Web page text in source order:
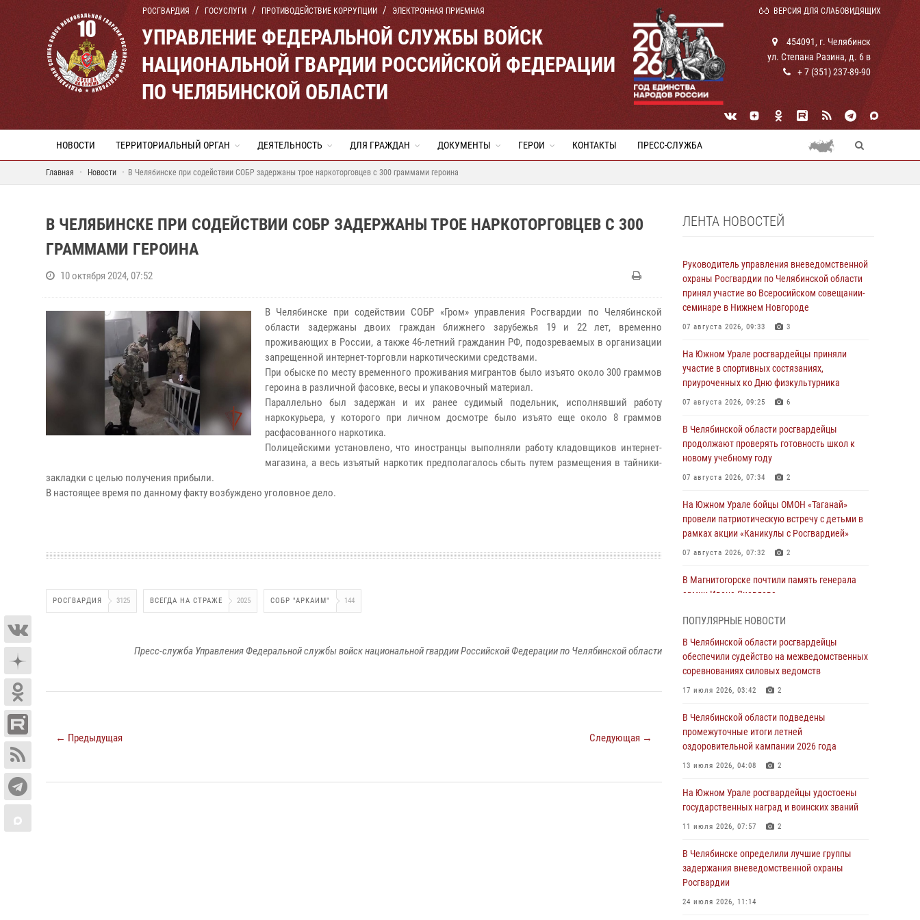
РОСГВАРДИЯ ГОСУСЛУГИ ПРОТИВОДЕЙСТВИЕ КОРРУПЦИИ ЭЛЕКТРОННАЯ ПРИЕМНАЯ ВЕРСИЯ ДЛЯ СЛАБОВИДЯЩИХ
УПРАВЛЕНИЕ ФЕДЕРАЛЬНОЙ СЛУЖБЫ ВОЙСК
НАЦИОНАЛЬНОЙ ГВАРДИИ РОССИЙСКОЙ ФЕДЕРАЦИИ
ПО ЧЕЛЯБИНСКОЙ ОБЛАСТИ
454091, г. Челябинск
ул. Степана Разина, д. 6 в
+ 7 (351) 237-89-90
НОВОСТИ ТЕРРИТОРИАЛЬНЫЙ ОРГАН ДЕЯТЕЛЬНОСТЬ ДЛЯ ГРАЖДАН ДОКУМЕНТЫ ГЕРОИ КОНТАКТЫ ПРЕСС-СЛУЖБА
Главная Новости В Челябинске при содействии СОБР задержаны трое наркоторговцев с 300 граммами героина
В ЧЕЛЯБИНСКЕ ПРИ СОДЕЙСТВИИ СОБР ЗАДЕРЖАНЫ ТРОЕ НАРКОТОРГОВЦЕВ С 300
ГРАММАМИ ГЕРОИНА
10 октября 2024, 07:52
В Челябинске при содействии СОБР «Гром» управления Росгвардии по Челябинской
области задержаны двоих граждан ближнего зарубежья 19 и 22 лет, временно
проживающих в России, а также 46-летний гражданин РФ, подозреваемых в организации
запрещенной интернет-торговли наркотическими средствами.
При обыске по месту временного проживания мигрантов было изъято около 300 граммов
героина в различной фасовке, весы и упаковочный материал.
Параллельно был задержан и их ранее судимый подельник, исполнявший работу
наркокурьера, у которого при личном досмотре было изъято еще около 8 граммов
расфасованного наркотика.
Полицейскими установлено, что иностранцы выполняли работу кладовщиков интернет-
магазина, а весь изъятый наркотик предполагалось сбыть путем размещения в тайники-
закладки с целью получения прибыли.
В настоящее время по данному факту возбуждено уголовное дело.
РОСГВАРДИЯ 3125 ВСЕГДА НА СТРАЖЕ 2025 СОБР "АРКАИМ" 144
Пресс-служба Управления Федеральной службы войск национальной гвардии Российской Федерации по Челябинской области
← Предыдущая Следующая →
ЛЕНТА НОВОСТЕЙ
Руководитель управления вневедомственной
охраны Росгвардии по Челябинской области
принял участие во Всеросийском совещании-
семинаре в Нижнем Новгороде
07 августа 2026, 09:33 3
На Южном Урале росгвардейцы приняли
участие в спортивных состязаниях,
приуроченных ко Дню физкультурника
07 августа 2026, 09:25 6
В Челябинской области росгвардейцы
продолжают проверять готовность школ к
новому учебному году
07 августа 2026, 07:34 2
На Южном Урале бойцы ОМОН «Таганай»
провели патриотическую встречу с детьми в
рамках акции «Каникулы с Росгвардией»
07 августа 2026, 07:32 2
В Магнитогорске почтили память генерала
армии Ивана Яковлева
В Магнитогорске сотрудники Росгвардии
задержали рецидивиста за хищение алкоголя
из супермаркета
05 августа 2026, 06:06
На Южном Урале спецназ Росгвардии провел
военно-полевые сборы для кадетов
04 августа 2026, 10:03 1
воров в Челябинске
04 августа 2026, 10:00
задержали подозреваемого в совершении
убийства
03 августа 2026, 11:41
ПОПУЛЯРНЫЕ НОВОСТИ
В Челябинской области росгвардейцы
обеспечили судейство на межведомственных
соревнованиях силовых ведомств
17 июля 2026, 03:42 2
В Челябинской области подведены
промежуточные итоги летней
оздоровительной кампании 2026 года
13 июля 2026, 04:08 2
На Южном Урале росгвардейцы удостоены
государственных наград и воинских званий
11 июля 2026, 07:57 2
В Челябинске определили лучшие группы
задержания вневедомственной охраны
Росгвардии
24 июля 2026, 11:14